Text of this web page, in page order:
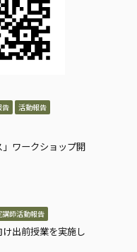
告 活動報告
」ワークショップ開
講師活動報告
出前授業を実施し